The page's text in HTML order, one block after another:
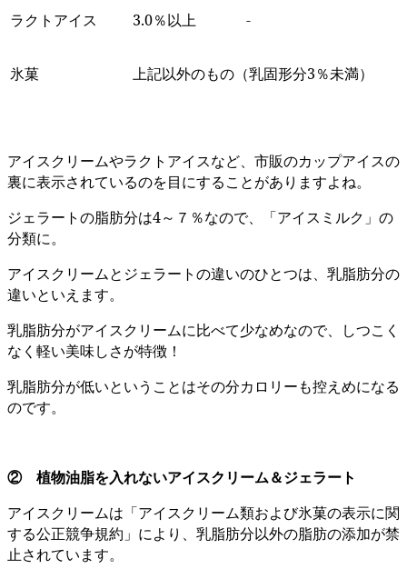
ラクトアイス 3.0％以上 -
氷菓 上記以外のもの（乳固形分3％未満）
アイスクリームやラクトアイスなど、市販のカップアイスの
裏に表示されているのを目にすることがありますよね。
ジェラートの脂肪分は4～７％なので、「アイスミルク」の
分類に。
アイスクリームとジェラートの違いのひとつは、乳脂肪分の
違いといえます。
乳脂肪分がアイスクリームに比べて少なめなので、しつこく
なく軽い美味しさが特徴！
乳脂肪分が低いということはその分カロリーも控えめになる
のです。
② 植物油脂を入れないアイスクリーム＆ジェラート
アイスクリームは「アイスクリーム類および氷菓の表示に関
する公正競争規約」により、乳脂肪分以外の脂肪の添加が禁
止されています。